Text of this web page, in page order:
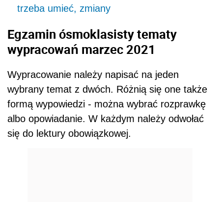
trzeba umieć, zmiany
Egzamin ósmoklasisty tematy
wypracowań marzec 2021
Wypracowanie należy napisać na jeden
wybrany temat z dwóch. Różnią się one także
formą wypowiedzi - można wybrać rozprawkę
albo opowiadanie. W każdym należy odwołać
się do lektury obowiązkowej.